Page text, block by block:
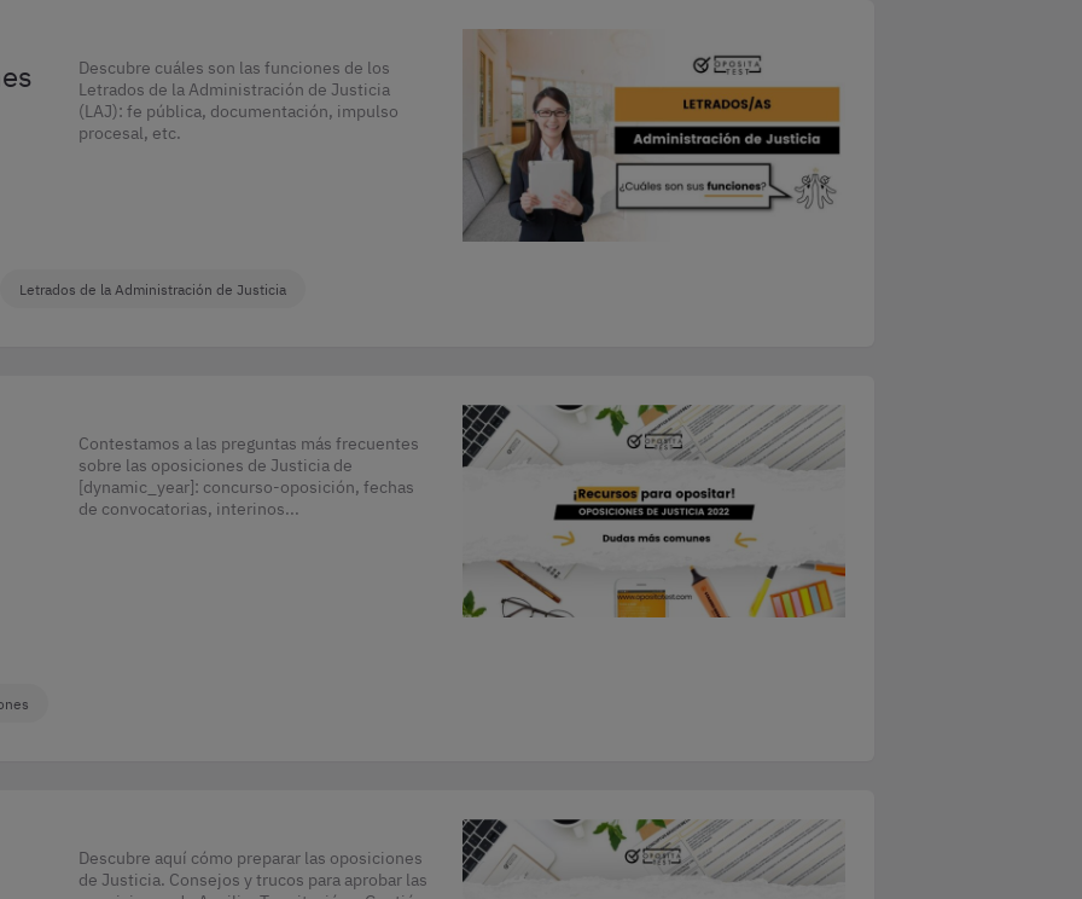
Descubre cuáles son las funciones de los
Letrados de la Administración de Justicia
(LAJ): fe pública, documentación, impulso
procesal, etc.
Letrados de la Administración de Justicia
Contestamos a las preguntas más frecuentes
sobre las oposiciones de Justicia de
[dynamic_year]: concurso-oposición, fechas
de convocatorias, interinos...
Descubre aquí cómo preparar las oposiciones
de Justicia. Consejos y trucos para aprobar las